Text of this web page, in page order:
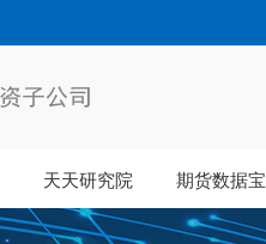
天天研究院 期货数据宝